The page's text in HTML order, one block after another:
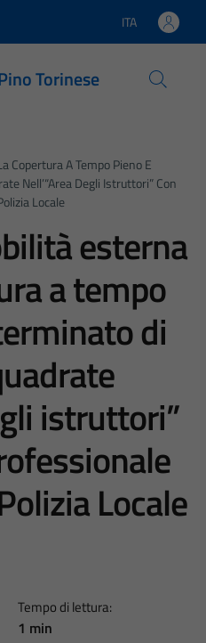
Lingua attiva:
ITA
Torinese
Copertura A Tempo Pieno E
Nell’“Area Degli Istruttori” Con
Locale
esterna
a tempo
di
istruttori”
Locale
Tempo di lettura:
1 min